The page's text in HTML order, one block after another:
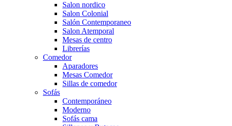
Salon nordico
Salon Colonial
Salón Contemporaneo
Salon Atemporal
Mesas de centro
Librerías
Comedor
Aparadores
Mesas Comedor
Sillas de comedor
Sofás
Contemporáneo
Moderno
Sofás cama